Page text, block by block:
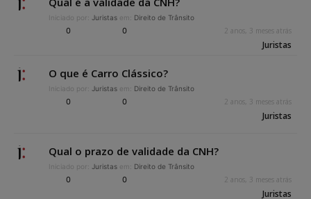
Iniciado por: Juristas em: Direito de Trânsito
0 0 2 anos, 3 meses atrás
Juristas
O que é Carro Clássico?
Iniciado por: Juristas em: Direito de Trânsito
0 0 2 anos, 3 meses atrás
Juristas
Qual o prazo de validade da CNH?
Iniciado por: Juristas em: Direito de Trânsito
0 0 2 anos, 3 meses atrás
Juristas